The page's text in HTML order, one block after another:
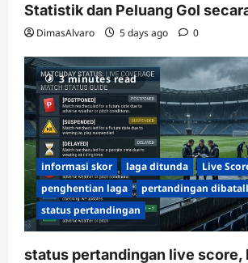
Statistik dan Peluang Gol
DimasAlvaro 5 days ago 0
3 minutes read
informasi skor laga ditunda
Live
penghentian laga
pertandingan
status pertandingan
status pertandingan live score,